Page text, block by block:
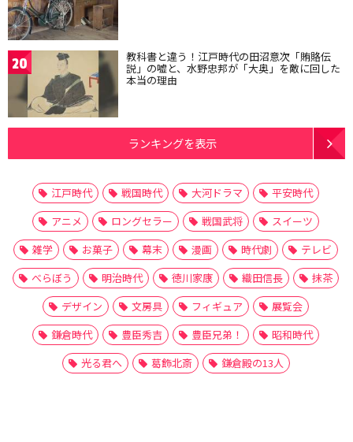
20 教科書と違う！江戸時代の田沼意次「賄賂伝
説」の嘘と、水野忠邦が「大奥」を敵に回した
本当の理由
ランキングを表示
江戸時代 戦国時代 大河ドラマ
平安時代
アニメ
ロングセラー 戦国武将
スイーツ
雑学
お菓子 幕末 漫画 時代劇
テレビ
べらぼう
明治時代 徳川家康 織田信長
抹茶
デザイン
文房具 フィギュア
展覧会
鎌倉時代
豊臣秀吉 豊臣兄弟！
昭和時代
光る君へ
葛飾北斎 鎌倉殿の13人